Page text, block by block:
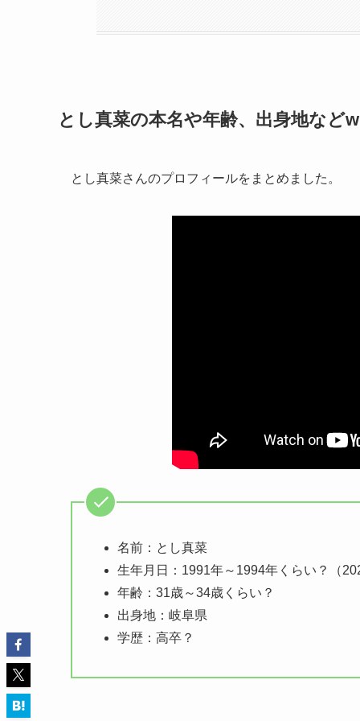
とし真菜の本名や年齢、出身地など
とし真菜さんのプロフィールをまとめました。
名前：とし真菜
生年月日：1991年～1994年くらい？（
年齢：31歳～34歳くらい？
出身地：岐阜県
学歴：高卒？